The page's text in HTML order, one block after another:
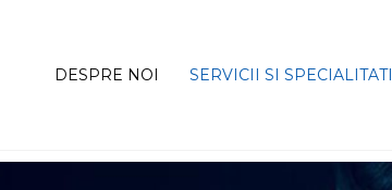
DESPRE NOI SERVICII SI SPECIALITATI